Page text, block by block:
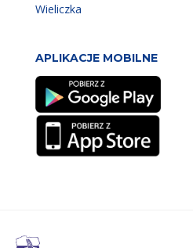
Wieliczka
APLIKACJE MOBILNE